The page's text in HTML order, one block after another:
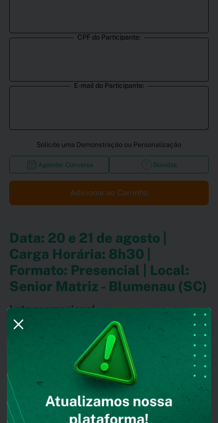
CPF do Participante:
E-mail do Participante:
Solicite uma Demonstração ou Personalização
Agendar Conversa Dúvidas
Adicionar ao Carrinho
Data: 20 e 21 de agosto |
Carga Horária: 8h30 |
Formato: Presencial | Local:
Senior Matriz - Blumenau (SC)
Lote promocional
As constantes atualizações na legislação e nas obrigações
trabalhistas exigem que os profissionais de RH e Departamento
Pessoal estejam preparados para muito mais do que o
Neste workshop, você conhecerá as principais rotinas que
impactam a conferência tributária, os processos trabalhistas no
eSocial, o FGTS Digital e as novas regras do Crédito do
Trabalhador, utilizando o Sistema Senior para tornar a operação
mais segura, eficiente e alinhada às exigências legais.